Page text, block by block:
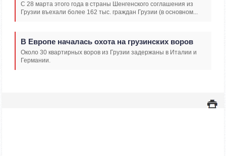
С 28 марта этого года в страны Шенгенского соглашения из
Грузии въехали более 162 тыс. граждан Грузии (в основном...
В Европе началась охота на грузинских воров
Около 30 квартирных воров из Грузии задержаны в Италии и
Германии.